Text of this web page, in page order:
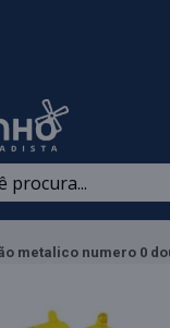
metalico numero 0